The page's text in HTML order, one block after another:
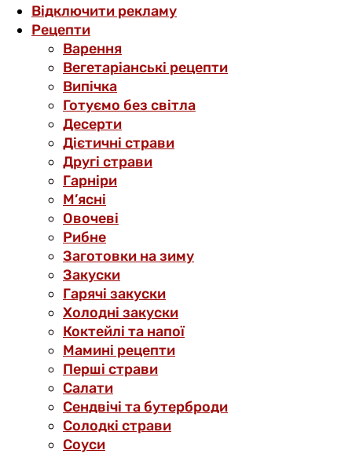
Відключити рекламу
Рецепти
Варення
Вегетаріанські рецепти
Випічка
Готуємо без світла
Десерти
Дієтичні страви
Другі страви
Гарніри
М’ясні
Овочеві
Рибне
Заготовки на зиму
Закуски
Гарячі закуски
Холодні закуски
Коктейлі та напої
Мамині рецепти
Перші страви
Салати
Сендвічі та бутерброди
Солодкі страви
Соуси